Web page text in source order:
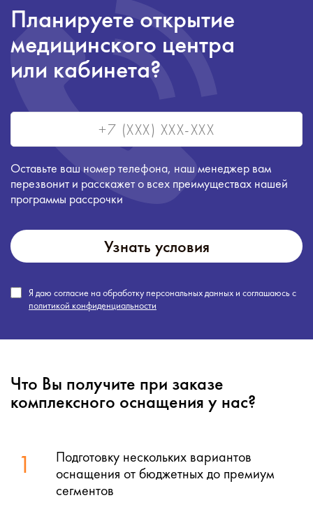
Планируете открытие
медицинского центра
или кабинета?
Оставьте ваш номер телефона, наш менеджер вам
перезвонит и расскажет о всех преимуществах нашей
программы рассрочки
Узнать условия
Я даю согласие на обработку персональных данных и соглашаюсь с
политикой конфиденциальности
Что Вы получите при заказе
комплексного оснащения у нас?
1
Подготовку нескольких вариантов
оснащения от бюджетных до премиум
сегментов